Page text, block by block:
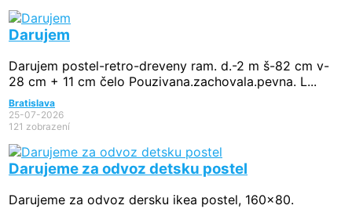
Darujem
Darujem postel-retro-dreveny ram. d.-2 m š-82 cm v-
28 cm + 11 cm čelo Pouzivana.zachovala.pevna. L...
Bratislava
25-07-2026
121 zobrazení
Darujeme za odvoz detsku postel
Darujeme za odvoz dersku ikea postel, 160x80.